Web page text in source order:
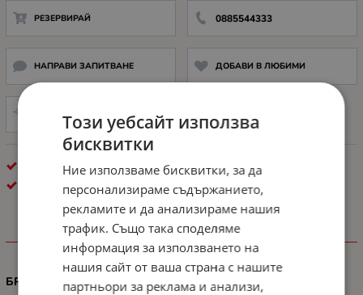
РЕЗЕРВИРАЙ 0885544333
НАПРАВИ ЗАПИТВАНЕ ДОБАВИ В ЛЮБИМИ
СРАВНИ
КОНСУМАТИВИ ЗА ЛАЗЕРЕН ПЕЧАТ
LEXMARK
ХАРАКТЕРИСТИКИ
БРОЙ СТРАНИЦИ
Този уебсайт използва
бисквитки
Ние използваме бисквитки, за да
персонализираме съдържанието,
рекламите и да анализираме нашия
трафик. Също така споделяме
информация за използването на
нашия сайт от ваша страна с нашите
партньори за реклама и анализи,